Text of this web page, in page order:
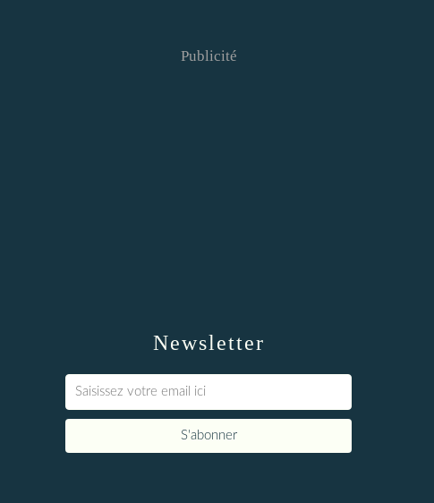
Newsletter
Publicité